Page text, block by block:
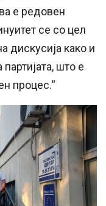
е редовен
се со цел
дискусија како и
што е
процес.“